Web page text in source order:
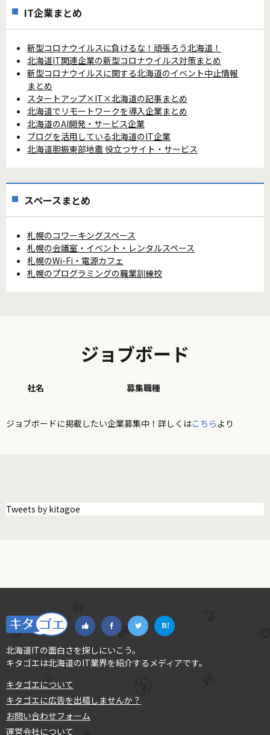
IT企業まとめ
新型コロナウイルスに負けるな！頑張ろう北海道！
北海道IT関連企業の新型コロナウイルス対策まとめ
新型コロナウイルスに関する北海道のイベント中止情報
まとめ
スタートアップ×IT×北海道の記事まとめ
北海道でリモートワークを導入企業まとめ
北海道のAI開発・サービス企業
ブログを活用している北海道のIT企業
北海道胆振東部地震 役立つサイト・サービス
スペースまとめ
札幌のコワーキングスペース
札幌の会議室・イベント・レンタルスペース
札幌のWi-Fi・電源カフェ
札幌のプログラミングの職業訓練校
ジョブボード
社名 募集職種
ジョブボードに掲載したい企業募集中！詳しくはこちら より
Tweets by kitagoe
北海道ITの面白さを探しにいこう。
キタゴエは北海道のIT業界を紹介するメディアです。
キタゴエについて
キタゴエに広告を出稿しませんか？
お問い合わせフォーム
運営会社について